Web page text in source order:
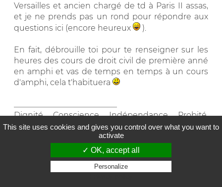
Versailles et ancien chargé de td à Paris II assas,
et je ne prends pas un rond pour répondre aux
questions ici (encore heureux
).
En fait, débrouille toi pour te renseigner sur les
heures des cours de droit civil de première anné
en amphi et vas de temps en temps à un cours
d'amphi, cela t'habituera
Dignité, Conscience, Indépendance, Probité,
Humanité
Cette réponse a été utile
This site uses cookies and gives you control over what you want to
activate
✓ OK, accept all
Personalize